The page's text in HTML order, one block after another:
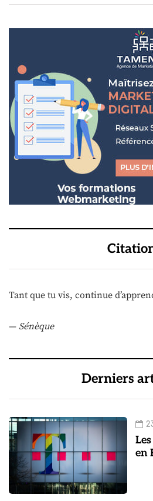
Tant que tu vis, continue
— Sénèque
Derniers
en